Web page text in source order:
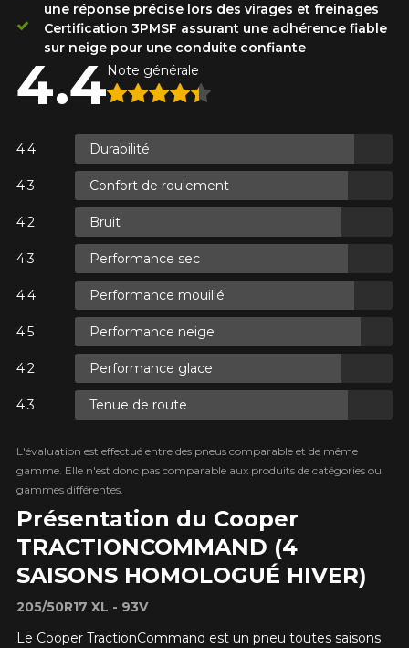
une réponse précise lors des virages et freinages
Certification 3PMSF assurant une adhérence fiable
sur neige pour une conduite confiante
Présentation du Cooper
TRACTIONCOMMAND (4
SAISONS HOMOLOGUÉ HIVER)
205/50R17 XL - 93V
Le Cooper TractionCommand est un pneu toutes saisons
4.4Note générale
Durabilité
Confort de roulement
Bruit
Performance sec
Performance mouillé
Performance neige
Performance glace
Tenue de route
L'évaluation est effectué entre des pneus comparable et de même
gamme. Elle n'est donc pas comparable aux produits de catégories ou
gammes différentes.